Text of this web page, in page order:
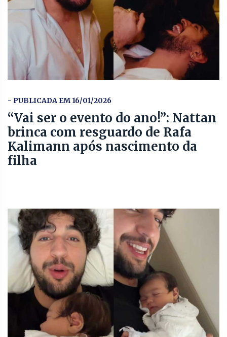
- PUBLICADA EM 16/01/2026
“Vai ser o evento do ano!”: Nattan
brinca com resguardo de Rafa
Kalimann após nascimento da
filha